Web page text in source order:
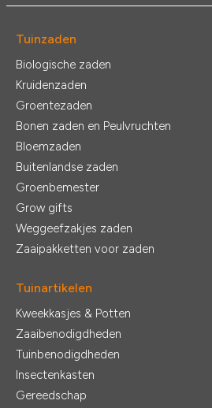
Tuinzaden
Biologische zaden
Kruidenzaden
Groentezaden
Bonen zaden en Peulvruchten
Bloemzaden
Buitenlandse zaden
Groenbemester
Grow gifts
Weggeefzakjes zaden
Zaaipakketten voor zaden
Tuinartikelen
Kweekkasjes & Potten
Zaaibenodigdheden
Tuinbenodigdheden
Insectenkasten
Gereedschap